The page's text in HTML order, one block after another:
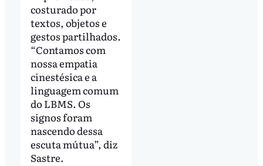
costurado por
textos, objetos e
gestos partilhados.
“Contamos com
nossa empatia
cinestésica e a
linguagem comum
do LBMS. Os
signos foram
nascendo dessa
escuta mútua”, diz
Sastre.